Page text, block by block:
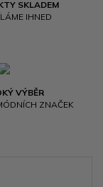
SKLADEM
IHNED
VÝBĚR
ZNAČEK